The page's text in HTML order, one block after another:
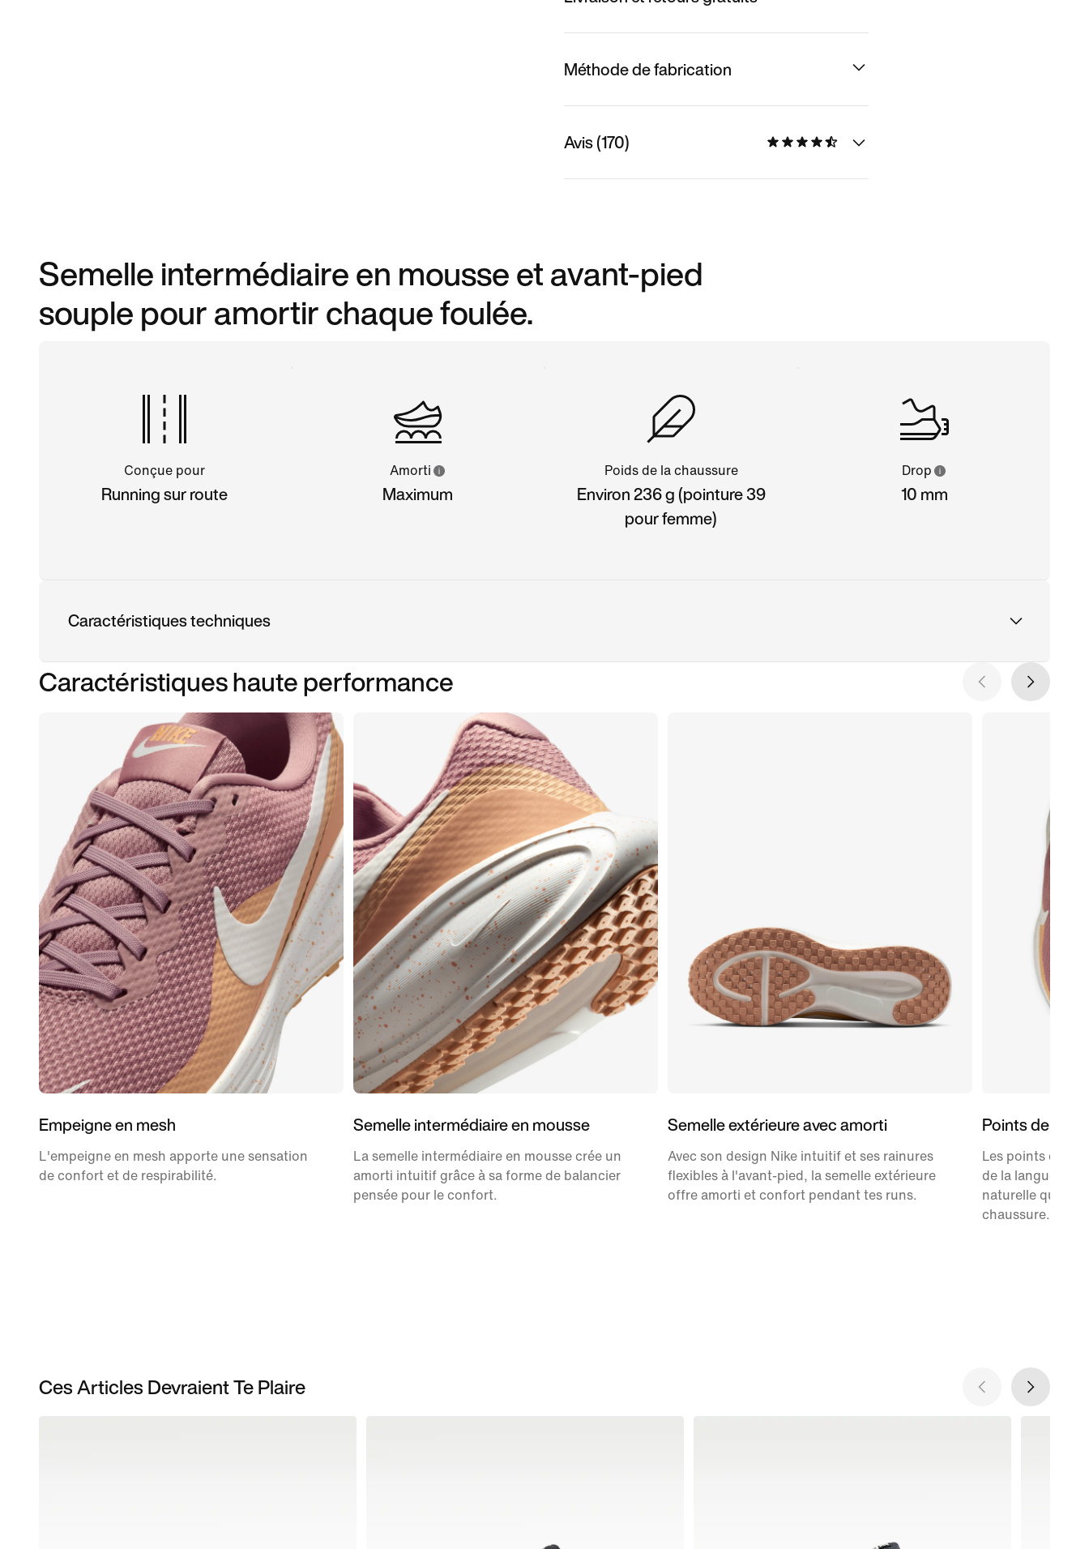
Méthode de fabrication
Avis (170)
Semelle intermédiaire en mousse et avant-pied
souple pour amortir chaque foulée.
Conçue pour
Running sur route
Amorti
Maximum
Poids de la chaussure
Environ 236 g (pointure 39
pour femme)
Drop
10 mm
Caractéristiques techniques
Caractéristiques haute performance
Empeigne en mesh
L'empeigne en mesh apporte une sensation
de confort et de respirabilité.
Semelle intermédiaire en mousse
La semelle intermédiaire en mousse crée un
amorti intuitif grâce à sa forme de balancier
pensée pour le confort.
Semelle extérieure avec amorti
Avec son design Nike intuitif et ses rainures
flexibles à l'avant-pied, la semelle extérieure
offre amorti et confort pendant tes runs.
Points de
Les points de
de la languette
naturelle quand
chaussure.
Ces Articles Devraient Te Plaire